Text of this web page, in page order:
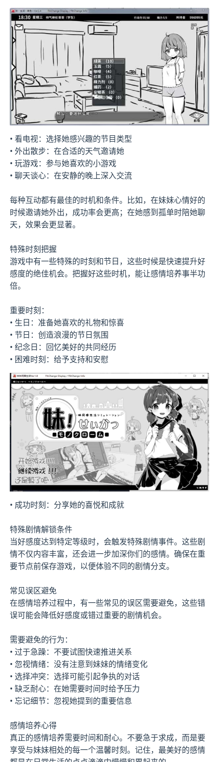
• 看电视：选择她感兴趣的节目类型
• 外出散步：在合适的天气邀请她
• 玩游戏：参与她喜欢的小游戏
• 聊天谈心：在安静的晚上深入交流
每种互动都有最佳的时机和条件。比如，在妹妹心情好的
时候邀请她外出，成功率会更高；在她感到孤单时陪她聊
天，效果会更显著。
特殊时刻把握
游戏中有一些特殊的时刻和节日，这些时候是快速提升好
感度的绝佳机会。把握好这些时机，能让感情培养事半功
倍。
重要时刻：
• 生日：准备她喜欢的礼物和惊喜
• 节日：创造浪漫的节日氛围
• 纪念日：回忆美好的共同经历
• 困难时刻：给予支持和安慰
• 成功时刻：分享她的喜悦和成就
特殊剧情解锁条件
当好感度达到特定等级时，会触发特殊剧情事件。这些剧
情不仅内容丰富，还会进一步加深你们的感情。确保在重
要节点前保存游戏，以便体验不同的剧情分支。
常见误区避免
在感情培养过程中，有一些常见的误区需要避免，这些错
误可能会降低好感度或错过重要的剧情机会。
需要避免的行为：
• 过于急躁：不要试图快速推进关系
• 忽视情绪：没有注意到妹妹的情绪变化
• 选择冲突：选择可能引起争执的对话
• 缺乏耐心：在她需要时间时给予压力
• 忘记细节：忽视她提到的重要信息
感情培养心得
真正的感情培养需要时间和耐心。不要急于求成，而是要
享受与妹妹相处的每一个温馨时刻。记住，最美好的感情